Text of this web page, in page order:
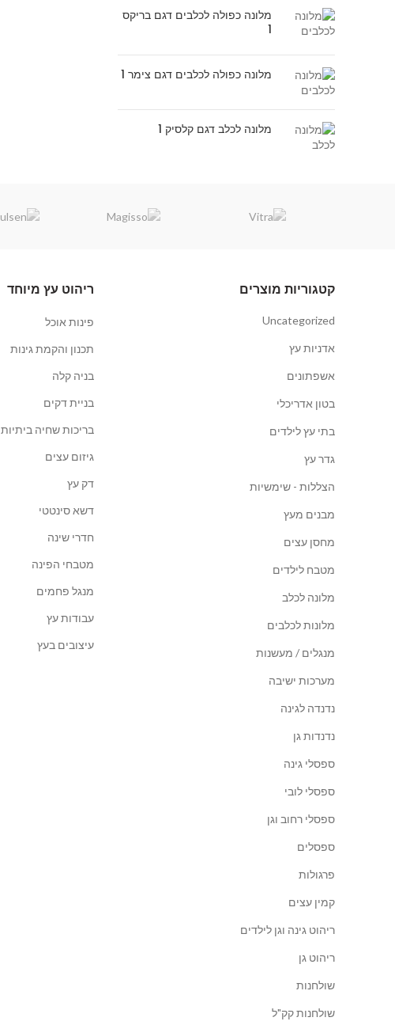
מלונה כפולה לכלבים דגם בריקס
1
מלונה כפולה לכלבים דגם צימר 1
מלונה לכלב דגם קלסיק 1
קטגוריות מוצרים
Uncategorized
אדניות עץ
אשפתונים
בטון אדריכלי
בתי עץ לילדים
גדר עץ
הצללות - שימשיות
מבנים מעץ
מחסן עצים
מטבח לילדים
מלונה לכלב
מלונות לכלבים
מנגלים / מעשנות
מערכות ישיבה
נדנדה לגינה
נדנדות גן
ספסלי גינה
ספסלי לובי
ספסלי רחוב וגן
ספסלים
פרגולות
קמין עצים
ריהוט גינה וגן לילדים
ריהוט גן
שולחנות
שולחנות קק"ל
ריהוט עץ מיוחד
פינות אוכל
תכנון והקמת גינות
בניה קלה
בניית דקים
בריכות שחיה ביתיות
גיזום עצים
דק עץ
דשא סינטטי
חדרי שינה
מטבחי הפינה
מנגל פחמים
עבודות עץ
עיצובים בעץ